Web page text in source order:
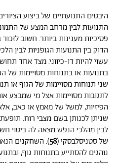
היבטים התנועתיים של ביצוע
התנועות לבין מרחב המצע של
פסיכיות מענינות ביותר. חשוב
הדוק בין התנועות הגופניות לבין
עשוי להיות דו-כיווני. מצד אחד
בתנועות או בתנוחות מסויימות של
שני תנוחות מסויימות של הגוף או
לתגובות מסויימות אצל מי שמבצע
הפיזיות, למשל של מאמץ או כאב,
שניתן לכנותן בשם מצבי רוח.
לבין מהלכי הנפש מצאה לה ביטוי
של סטניסלבסקי (58). השחקנים
נוהגים להסתייע בתנוחות גוף,